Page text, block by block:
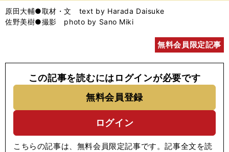
バ
原田大輔●取材・文 text by Harada Daisuke
佐野美樹●撮影 photo by Sano Miki
無料会員限定記事
この記事を読むにはログインが必要です
無料会員登録
ログイン
こちらの記事は、無料会員限定記事です。記事全文を読